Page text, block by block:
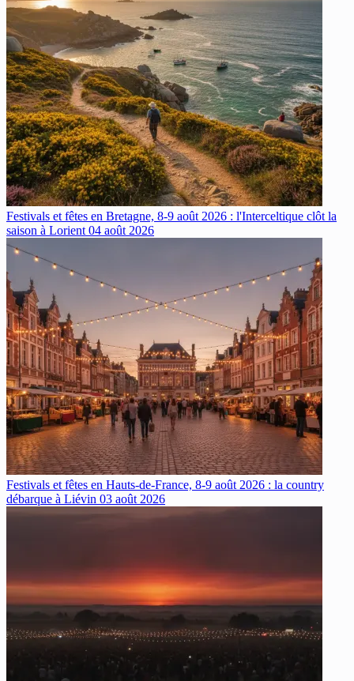
Festivals et fêtes en Bretagne, 8-9 août 2026 : l'Interceltique clôt la
saison à Lorient 04 août 2026
Festivals et fêtes en Hauts-de-France, 8-9 août 2026 : la country
débarque à Liévin 03 août 2026